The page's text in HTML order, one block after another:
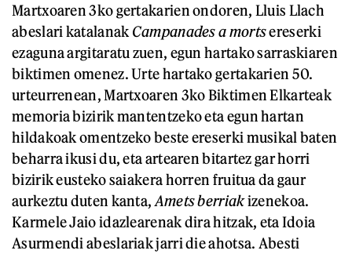
Martxoaren 3ko gertakarien ondoren, Lluis Llach
abeslari katalanak Campanades a mortsereserki
ezaguna argitaratu zuen, egun hartako sarraskiaren
biktimen omenez. Urte hartako gertakarien 50.
urteurrenean, Martxoaren 3ko Biktimen Elkarteak
memoria bizirik mantentzeko eta egun hartan
hildakoak omentzeko beste ereserki musikal baten
beharra ikusi du, eta artearen bitartez gar horri
bizirik eusteko saiakera horren fruitua da gaur
aurkeztu duten kanta, Amets berriakizenekoa.
Karmele Jaio idazlearenak dira hitzak, eta Idoia
Asurmendi abeslariak jarri die ahotsa. Abesti